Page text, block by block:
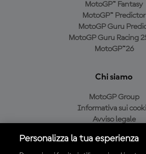
MotoGP™ Fantasy
MotoGP™ Predictor
MotoGP Guru
MotoGP Guru Racing
MotoGP™26
Chi siamo
MotoGP Group
Informativa sui
Avviso legale
Condizioni di acquisto
Personalizza la tua esperienza